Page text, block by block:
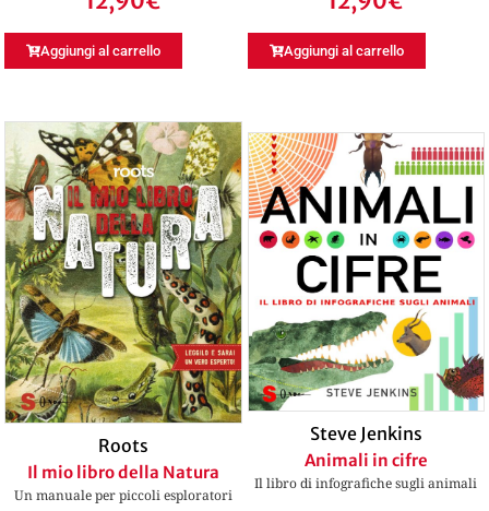
Aggiungi al carrello Aggiungi al carrello
Roots
Il mio libro della Natura
Un manuale per piccoli esploratori
Steve Jenkins
Animali in cifre
Il libro di infografiche sugli animali